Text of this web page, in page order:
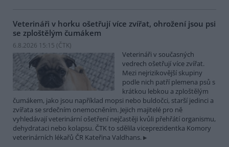
Veterináři v horku ošetřují více zvířat, ohrožení jsou psi
se zploštělým čumákem
6.8.2026 15:15 (ČTK)
Veterináři v současných
vedrech ošetřují více zvířat.
Mezi nejrizikovější skupiny
podle nich patří plemena psů s
krátkou lebkou a zploštělým
čumákem, jako jsou například mopsi nebo buldočci, starší jedinci a
zvířata se srdečním onemocněním. Jejich majitelé pro ně
vyhledávají veterinární ošetření nejčastěji kvůli přehřátí organismu,
dehydrataci nebo kolapsu. ČTK to sdělila viceprezidentka Komory
veterinárních lékařů ČR Kateřina Valdhans.